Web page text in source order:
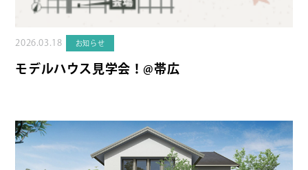
2026.03.18 お知らせ
モデルハウス見学会！@帯広